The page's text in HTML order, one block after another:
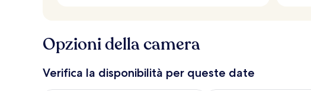
Opzioni della camera
Verifica la disponibilità per queste date